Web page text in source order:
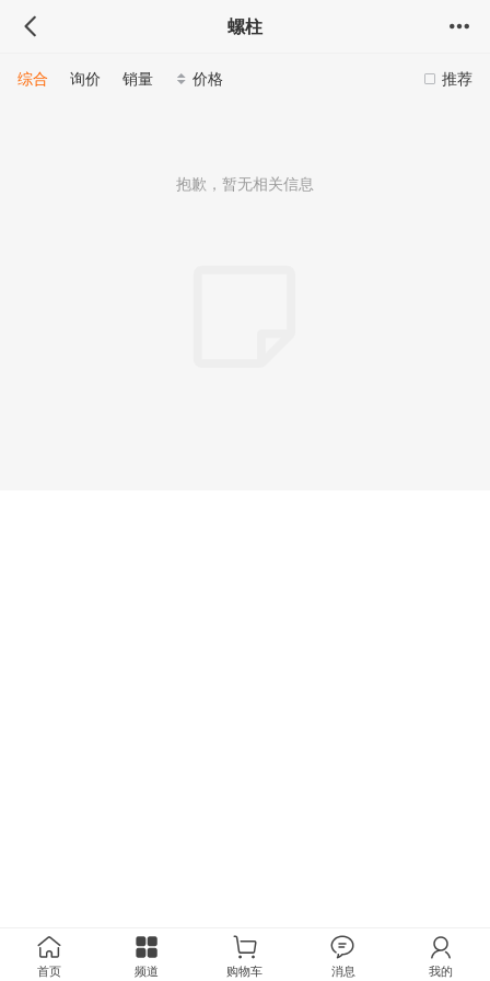
螺柱
推荐
综合 询价 销量 价格
抱歉，暂无相关信息
首页 频道 购物车 消息 我的